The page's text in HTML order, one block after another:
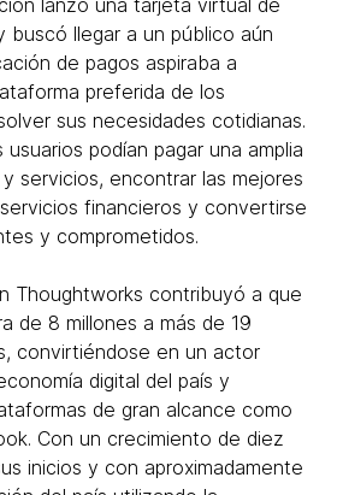
lanzó una tarjeta virtual de
buscó llegar a un público aún
de pagos aspiraba a
preferida de los
sus necesidades cotidianas.
podían pagar una amplia
servicios, encontrar las mejores
financieros y convertirse
y comprometidos.
Thoughtworks contribuyó a que
de 8 millones a más de 19
convirtiéndose en un actor
digital del país y
de gran alcance como
Con un crecimiento de diez
inicios y con aproximadamente